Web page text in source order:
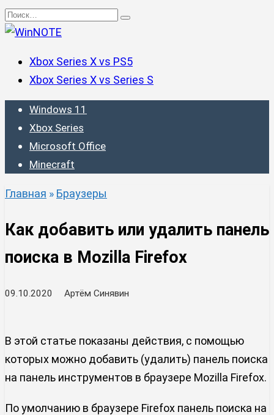
Перейти
к
Search
for:
Xbox Series X vs PS5
Xbox Series X vs Series S
Windows 11
Xbox Series
Microsoft Office
Minecraft
Главная » Браузеры
Как добавить или удалить панель
поиска в Mozilla Firefox
09.10.2020 Артём Синявин
В этой статье показаны действия, с помощью
которых можно добавить (удалить) панель поиска
на панель инструментов в браузере Mozilla Firefox.
По умолчанию в браузере Firefox панель поиска на